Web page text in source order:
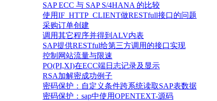
SAP ECC 与 SAP S/4HANA 的比较
使用IF_HTTP_CLIENT做RESTfull接口的问题
采购订单创建
调用其它程序并得到ALV内表
SAP提供RESTful给第三方调用的接口实现
控制网站流量与限速
PO(PI,XI)在ECC端日志记录及显示
RSA加解密成功例子
密码保护：自定义条件跨系统读取SAP表数据
密码保护：sap中使用OPENTEXT-源码